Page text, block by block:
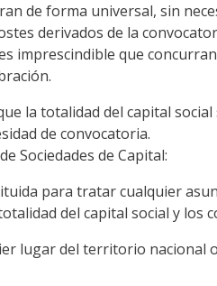
de forma universal, sin
derivados de la
imprescindible que
la totalidad del capital
de convocatoria.
Sociedades de Capital:
para tratar cualquier
del capital social y
lugar del territorio nacional